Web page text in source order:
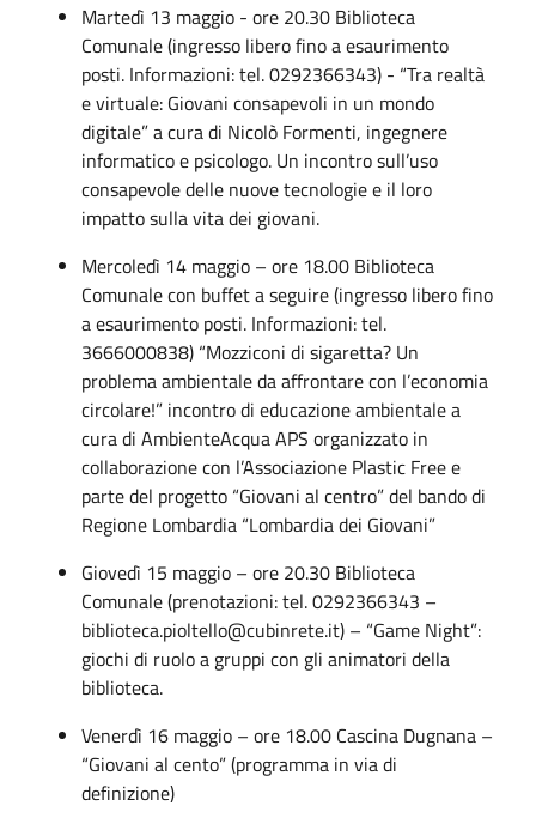
Martedì 13 maggio - ore 20.30 Biblioteca
Comunale (ingresso libero fino a esaurimento
posti. Informazioni: tel. 0292366343) - “Tra realtà
e virtuale: Giovani consapevoli in un mondo
digitale” a cura di Nicolò Formenti, ingegnere
informatico e psicologo. Un incontro sull’uso
consapevole delle nuove tecnologie e il loro
impatto sulla vita dei giovani.
Mercoledì 14 maggio – ore 18.00 Biblioteca
Comunale con buffet a seguire (ingresso libero fino
a esaurimento posti. Informazioni: tel.
3666000838) “Mozziconi di sigaretta? Un
problema ambientale da affrontare con l’economia
circolare!” incontro di educazione ambientale a
cura di AmbienteAcqua APS organizzato in
collaborazione con l’Associazione Plastic Free e
parte del progetto “Giovani al centro” del bando di
Regione Lombardia “Lombardia dei Giovani”
Giovedì 15 maggio – ore 20.30 Biblioteca
Comunale (prenotazioni: tel. 0292366343 –
biblioteca.pioltello@cubinrete.it) – “Game Night”:
giochi di ruolo a gruppi con gli animatori della
biblioteca.
Venerdì 16 maggio – ore 18.00 Cascina Dugnana –
“Giovani al cento” (programma in via di
definizione)